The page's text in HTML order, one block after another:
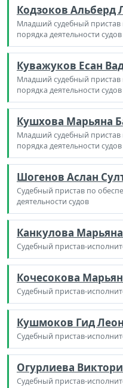
Кодзоков Альберд
Младший судебный пристав
порядка деятельности судов
Куважуков Есан
Младший судебный пристав
порядка деятельности судов
Кушхова Марьяна
Младший судебный пристав
порядка деятельности судов
Шогенов Аслан
Судебный пристав по
деятельности судов
Канкулова
Судебный пристав-
Кочесокова
Судебный пристав-
Кушмоков Гид
Судебный пристав-
Огурлиева
Судебный пристав-